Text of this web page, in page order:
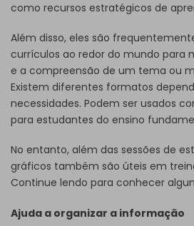
como recursos estratégicos de
Além disso, eles são
currículos ao redor do mundo para
e a compreensão de um tema ou
Existem diferentes formatos
necessidades. Podem ser usados
para estudantes do ensino
No entanto, além das sessões de
gráficos também são úteis em
Continue lendo para conhecer
Ajuda a organizar a informação